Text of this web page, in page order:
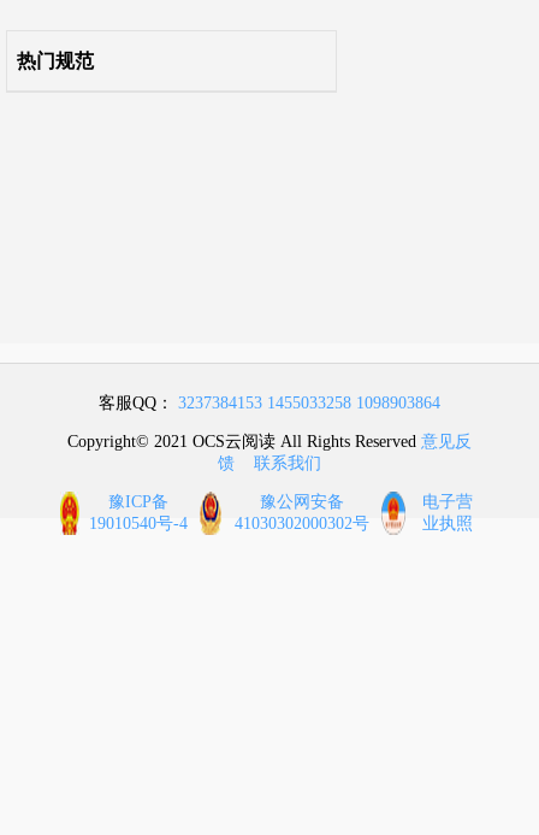
热门规范
客服QQ： 3237384153 1455033258 1098903864
Copyright© 2021 OCS云阅读 All Rights Reserved 意见反
馈
联系我们
豫ICP备
19010540号-4
豫公网安备
41030302000302号
电子营
业执照